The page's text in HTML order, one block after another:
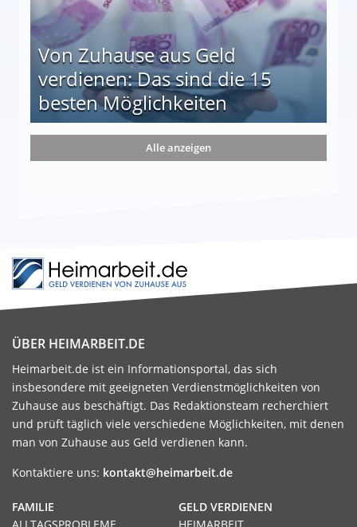
Von Zuhause aus Geld
verdienen: Das sind die 15
besten Möglichkeiten
die 15 besten Möglichkeiten
Alle anzeigen
ÜBER HEIMARBEIT.DE
Heimarbeit.de ist ein Informationsportal, das sich
insbesondere mit geeigneten Verdienstmöglichkeiten von
Zuhause aus beschäftigt. Das Redaktionsteam recherchiert
und prüft täglich viele verschiedene Möglichkeiten, mit denen
man von Zuhause aus Geld verdienen kann.
Kontaktiere uns: kontakt@heimarbeit.de
GELD VERDIENEN
FAMILIE